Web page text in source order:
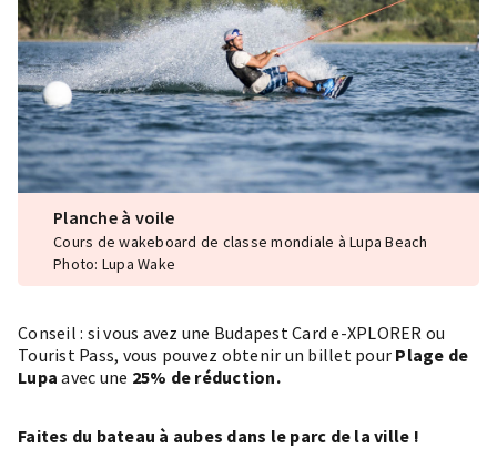
Planche à voile
Cours de wakeboard de classe mondiale à Lupa Beach
Photo: Lupa Wake
Conseil : si vous avez une Budapest Card e-XPLORER ou
Tourist Pass, vous pouvez obtenir un billet pour Plage de
Lupa avec une 25% de réduction.
Faites du bateau à aubes dans le parc de la ville !